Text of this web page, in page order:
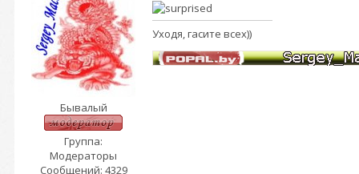
Бывалый
Группа:
Модераторы
Сообщений: 4329
Уходя, гасите всех))